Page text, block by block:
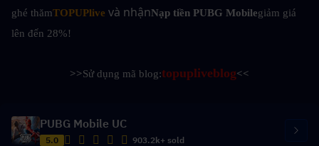
ghé thămTOPUPlive và nhậnNạp tiền PUBG Mobilegiảm giá
lên đến 28%!
>>Sử dụng mã blog:topupliveblog<<
PUBG Mobile UC
5.0 903.2k+ sold